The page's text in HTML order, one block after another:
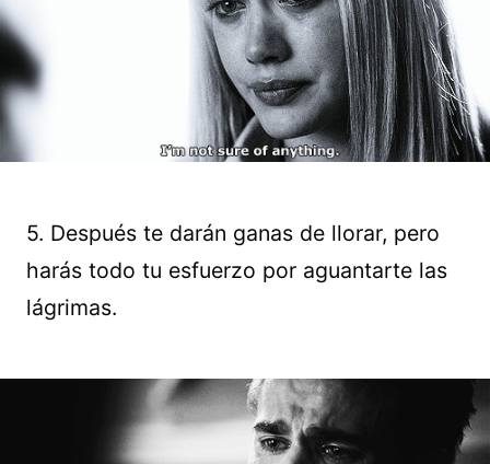
5. Después te darán ganas de llorar, pero
harás todo tu esfuerzo por aguantarte las
lágrimas.